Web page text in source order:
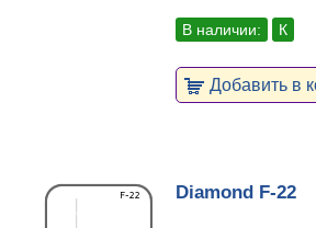
В наличии: К
Добавить в
Diamond F-22